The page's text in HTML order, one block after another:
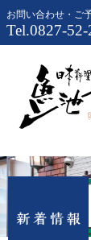
お問い合わせ・ご
Tel.0827-52-